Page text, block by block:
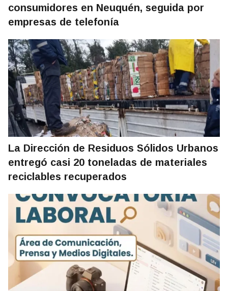
consumidores en Neuquén, seguida por
empresas de telefonía
La Dirección de Residuos Sólidos Urbanos
entregó casi 20 toneladas de materiales
reciclables recuperados